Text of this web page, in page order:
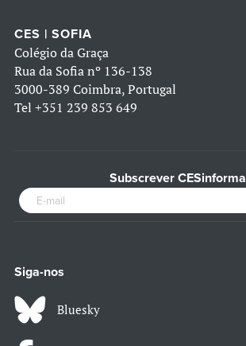
CES | SOFIA
Colégio da Graça
Rua da Sofia nº 136-138
3000-389 Coimbra, Portugal
Tel +351 239 853 649
Subscrever CESinforma
Siga-nos
Bluesky